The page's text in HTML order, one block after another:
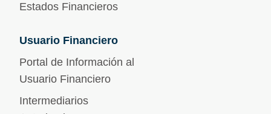
Estados Financieros
Usuario Financiero
Portal de Información al
Usuario Financiero
Intermediarios